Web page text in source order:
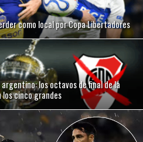
como local por Copa Libertadores
los octavos de final de la
los cinco grandes